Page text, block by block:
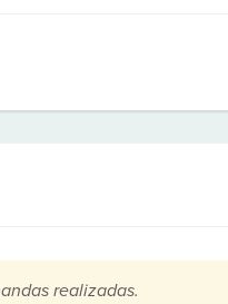
realizadas.